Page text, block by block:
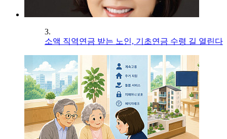
3.
소액 직역연금 받는 노인, 기초연금 수령 길 열린다